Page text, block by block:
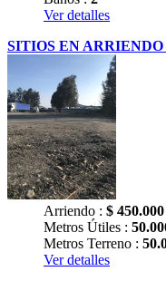
Ver detalles
SITIOS EN ARRIENDO
Arriendo : $ 450.000
Metros Útiles :
Metros Terreno :
Ver detalles